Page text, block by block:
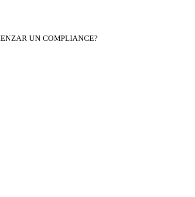
UN COMPLIANCE?